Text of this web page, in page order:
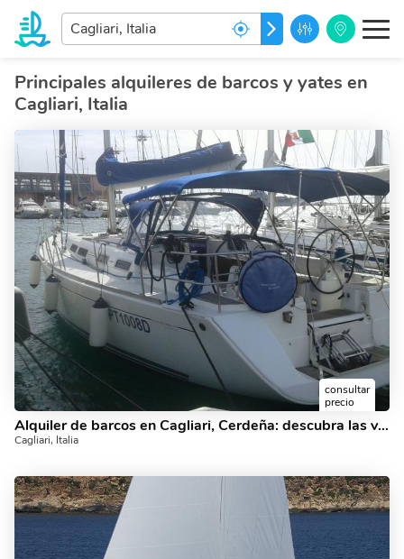
Ingrese
el
de
sus
sueños...
IR
Principales alquileres de barcos y yates en
Cagliari, Italia
consultar
precio
Alquiler de barcos en Cagliari, Cerdeña: descubra las vacaciones en un velero.
Cagliari, Italia